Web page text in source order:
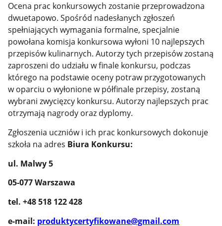
Ocena prac konkursowych zostanie przeprowadzona
dwuetapowo. Spośród nadesłanych zgłoszeń
spełniających wymagania formalne, specjalnie
powołana komisja konkursowa wyłoni 10 najlepszych
przepisów kulinarnych. Autorzy tych przepisów zostaną
zaproszeni do udziału w finale konkursu, podczas
którego na podstawie oceny potraw przygotowanych
w oparciu o wyłonione w półfinale przepisy, zostaną
wybrani zwycięzcy konkursu. Autorzy najlepszych prac
otrzymają nagrody oraz dyplomy.
Zgłoszenia uczniów i ich prac konkursowych dokonuje
szkoła na adres Biura Konkursu:
ul. Malwy 5
05-077 Warszawa
tel. +48 518 122 428
e-mail: produktycertyfikowane@gmail.com